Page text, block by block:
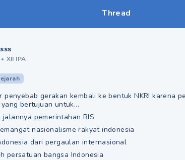
Thread
• XII IPA
gerakan kembali ke bentuk NKRI karena
bertujuan untuk...
jalannya pemerintahan RIS
nasionalisme rakyat indonesia
dari pergaulan internasional
persatuan bangsa Indonesia